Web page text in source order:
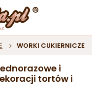
WORKI CUKIERNICZE
i
tortów i